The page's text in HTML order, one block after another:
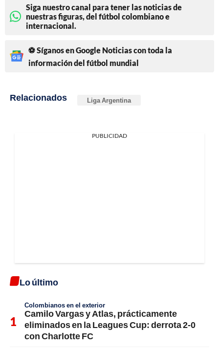
Siga nuestro canal para tener las noticias de
nuestras figuras, del fútbol colombiano e
internacional.
⚽ Síganos en Google Noticias con toda la
información del fútbol mundial
Relacionados Liga Argentina
PUBLICIDAD
Lo último
Colombianos en el exterior
Camilo Vargas y Atlas, prácticamente
eliminados en la Leagues Cup: derrota 2-0
con Charlotte FC